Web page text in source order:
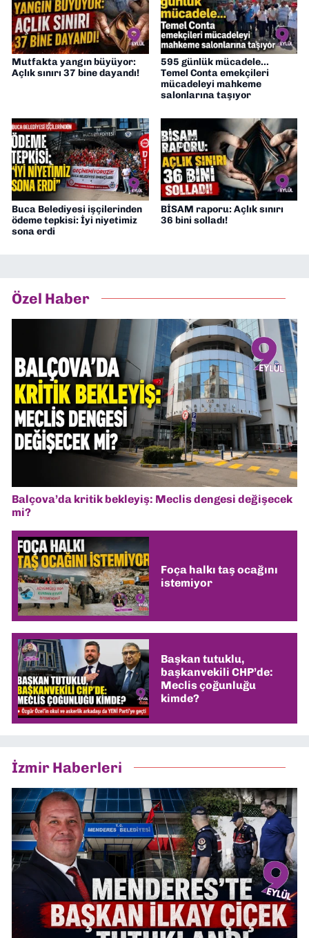
Mutfakta yangın büyüyor:
Açlık sınırı 37 bine dayandı!
595 günlük mücadele...
Temel Conta emekçileri
mücadeleyi mahkeme
salonlarına taşıyor
Buca Belediyesi işçilerinden
ödeme tepkisi: İyi niyetimiz
sona erdi
BİSAM raporu: Açlık sınırı
36 bini solladı!
Özel Haber
Balçova’da kritik bekleyiş: Meclis dengesi değişecek
mi?
Foça halkı taş ocağını
istemiyor
Başkan tutuklu,
başkanvekili CHP’de:
Meclis çoğunluğu
kimde?
İzmir Haberleri